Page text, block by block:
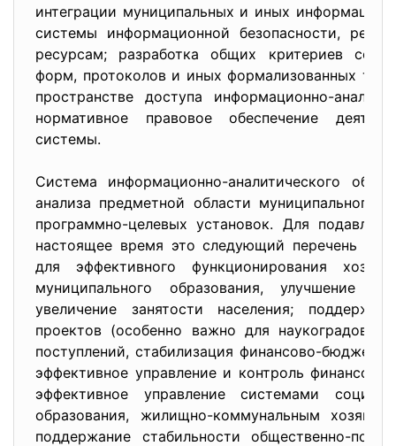
интеграции муниципальных и иных
системы информационной безопасности,
ресурсам; разработка общих критериев
форм, протоколов и иных формализованных
пространстве доступа информационно-
нормативное правовое обеспечение
системы.
Система информационно-аналитического
анализа предметной области муниципального
программно-целевых установок. Для
настоящее время это следующий перечень
для эффективного функционирования
муниципального образования, улучшение
увеличение занятости населения;
проектов (особенно важно для наукоградов);
поступлений, стабилизация финансово-
эффективное управление и контроль
эффективное управление системами
образования, жилищно-коммунальным
поддержание стабильности общественно-